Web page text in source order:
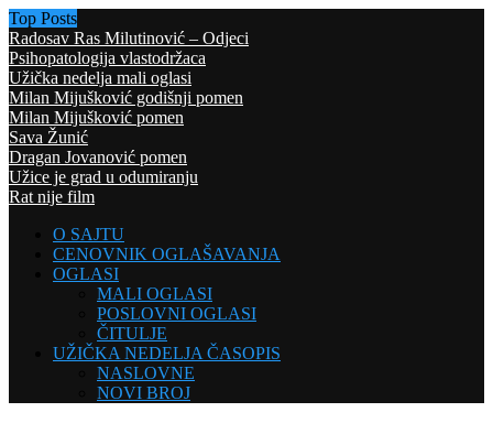
Top Posts
Radosav Ras Milutinović – Odjeci
Psihopatologija vlastodržaca
Užička nedelja mali oglasi
Milan Mijušković godišnji pomen
Milan Mijušković pomen
Sava Žunić
Dragan Jovanović pomen
Užice je grad u odumiranju
Rat nije film
O SAJTU
CENOVNIK OGLAŠAVANJA
OGLASI
MALI OGLASI
POSLOVNI OGLASI
ČITULJE
UŽIČKA NEDELJA ČASOPIS
NASLOVNE
NOVI BROJ